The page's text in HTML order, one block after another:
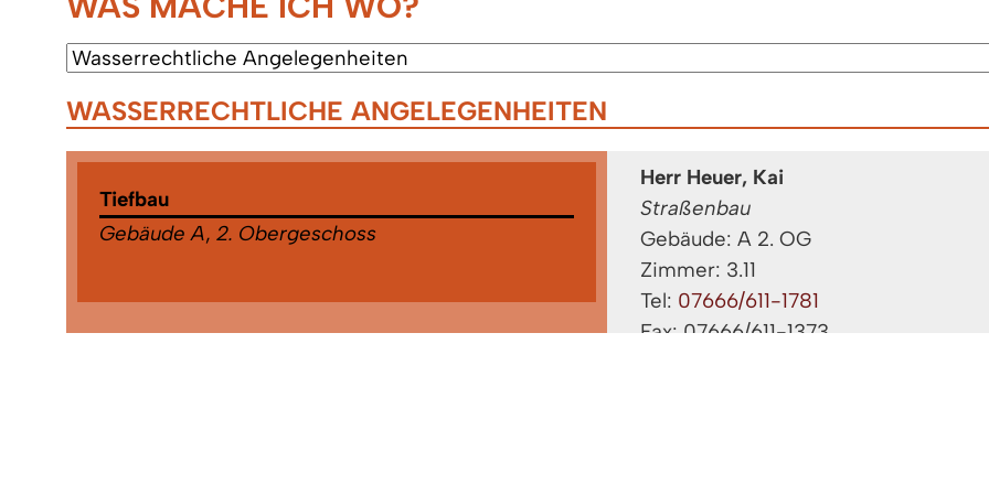
WASSERRECHTLICHE ANGELEGENHEITEN
Tiefbau
Gebäude A, 2. Obergeschoss
Herr Heuer, Kai
Straßenbau
Gebäude: A 2. OG
Zimmer: 3.11
Tel: 07666/611-1781
Fax: 07666/611-1373